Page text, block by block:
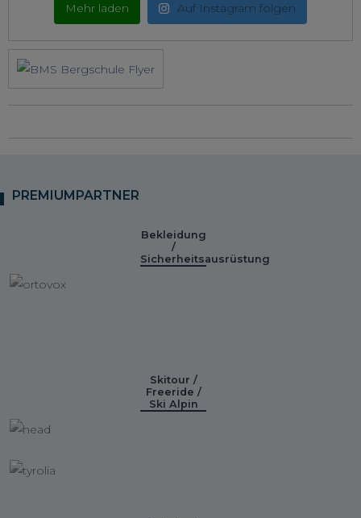
Mehr laden Auf Instagram folgen
PREMIUMPARTNER
Bekleidung
/
Sicherheitsausrüstung
Skitour /
Freeride /
Ski Alpin